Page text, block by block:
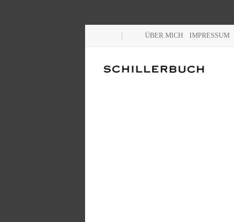
ÜBER MICH IMPRESSUM